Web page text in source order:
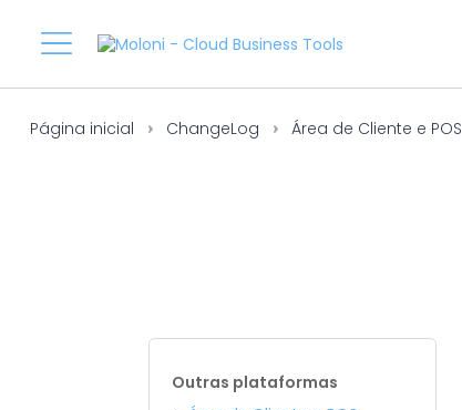
Página inicial ChangeLog Área de Cliente e POS
Outras plataformas